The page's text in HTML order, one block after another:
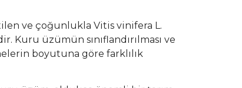
ve çoğunlukla Vitis vinifera L.
üzümün sınıflandırılması ve
boyutuna göre farklılık